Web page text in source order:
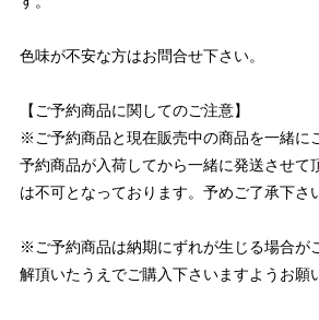
色味が不安な方はお問合せ下さい。
【ご予約商品に関してのご注意】
※ご予約商品と現在販売中の商品を一緒に
予約商品が入荷してから一緒に発送させて
は不可となっております。予めご了承下さ
※ご予約商品は納期にずれが生じる場合が
解頂いたうえでご購入下さいますようお願